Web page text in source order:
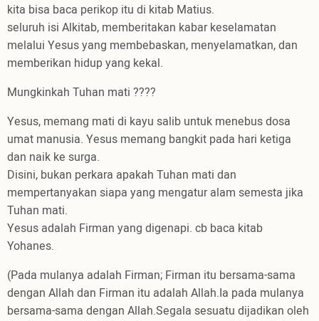
kita bisa baca perikop itu di kitab Matius.
seluruh isi Alkitab, memberitakan kabar keselamatan
melalui Yesus yang membebaskan, menyelamatkan, dan
memberikan hidup yang kekal.
Mungkinkah Tuhan mati ????
Yesus, memang mati di kayu salib untuk menebus dosa
umat manusia. Yesus memang bangkit pada hari ketiga
dan naik ke surga.
Disini, bukan perkara apakah Tuhan mati dan
mempertanyakan siapa yang mengatur alam semesta jika
Tuhan mati.
Yesus adalah Firman yang digenapi. cb baca kitab
Yohanes.
(Pada mulanya adalah Firman; Firman itu bersama-sama
dengan Allah dan Firman itu adalah Allah.Ia pada mulanya
bersama-sama dengan Allah.Segala sesuatu dijadikan oleh